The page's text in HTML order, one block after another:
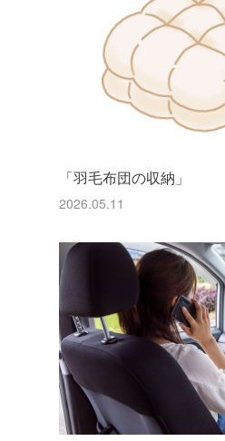
「羽毛布団の収納」
2026.05.11